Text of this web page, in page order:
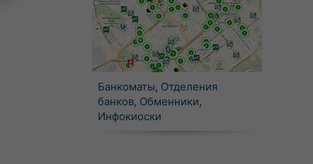
Банкоматы, Отделения
банков, Обменники,
Инфокиоски